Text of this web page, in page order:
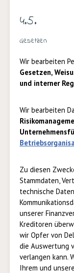
4.5.
Gesetzen
Wir bearbeiten
Gesetzen,
und interner
Wir bearbeiten
Zu diesen
Stammdaten,
technische
unserer
Kreditoren
wir Opfer von
die Auswertung
verlangen kann.
Ihrem und